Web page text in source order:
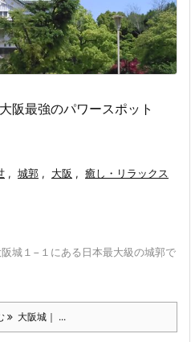
阪最強のパワースポット
, 城郭 , 大阪 , 癒し・リラックス
城１−１にある日本最大級の城郭で
大阪城｜ ...